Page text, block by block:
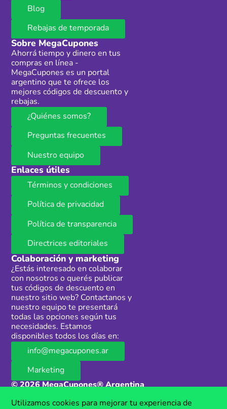
Blog
Rebajas de temporada
Sobre MegaCupones
Ahorrá tiempo y dinero en tus
compras en línea -
MegaCupones es un portal
argentino que te ofrece los
mejores códigos de descuento y
rebajas.
¿Quiénes somos?
Preguntas frecuentes
Nuestro equipo
Enlaces útiles
Términos y condiciones
Política de privacidad
Política de transparencia
Directrices editoriales
Colaboración y marketing
¿Estás interesado en colaborar
con nosotros o querés publicar
tus códigos de descuento en
nuestro sitio web? Contactanos y
nuestro equipo te presentará
todas las opciones según tus
necesidades. Estamos
disponibles todos los días en:
info@megacupones.ar
Marketing
© 2026 MegaCupones® Argentina
Este sitio web contiene enlaces de afiliados a productos y servicios de
Utilizamos cookies para mejorar tu experiencia de